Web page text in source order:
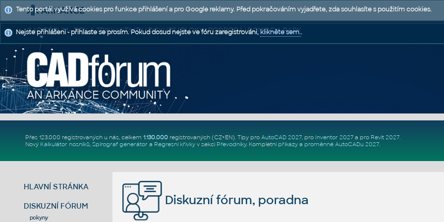
CAD FÓRUM - TIPY A TRIKY | UTILITY | DISKUZE | BLOKY | PODPORA | POMOC A RADY
Přes 123.000 registrovaných u nás, celkem 1.130.000registrovaných (CZ+EN). Tipy pro AutoCAD 2027, pro Inventor 2027a pro Revit 2027.
Nový Kalkulátor nosníků, Spirograf generátor a Regresní křivkyv sekci Převodníky. Kompletní příkazya proměnné AutoCADu 2027.
HLAVNÍ STRÁNKA
DISKUZNÍ FÓRUM
pokyny
Diskuzní fórum, poradna
Tento portál využívá cookies pro funkce přihlášení a pro Google reklamy. Před pokračováním vyjadřete, zda souhlasíte s použitím cookies.
Nejste přihlášeni - přihlaste se prosím. Pokud dosud nejste ve fóru zaregistrováni,klikněte sem..